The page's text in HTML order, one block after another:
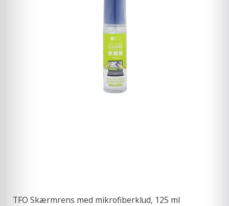
TFO Skærmrens med mikrofiberklud, 125 ml